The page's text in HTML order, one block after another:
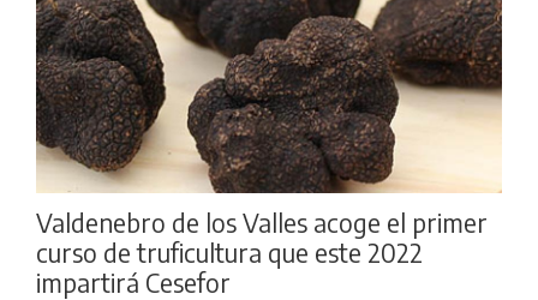
Valdenebro de los Valles acoge el primer
curso de truficultura que este 2022
impartirá Cesefor